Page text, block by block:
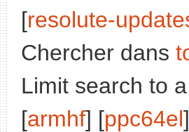
[resolute-
Chercher dans
Limit search to
[armhf] [ppc64el